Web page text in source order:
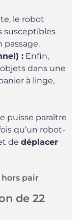
le robot
susceptibles
passage.
: Enfin,
dans une
à linge,
puisse paraître
qu’un robot-
de déplacer
pair
de 22